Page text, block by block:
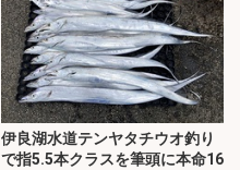
伊良湖水道テンヤタチウオ釣り
で指5.5本クラスを筆頭に本命16